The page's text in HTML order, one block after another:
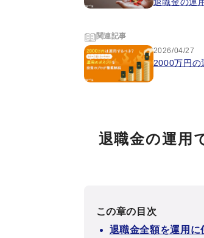
関連記事
2026/04/27
2000万円の
退職金の運用
この章の目次
退職金全額を運用に